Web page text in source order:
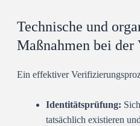
Technische und
Maßnahmen bei
Ein effektiver
Identitätsprüfung:
tatsächlich existieren